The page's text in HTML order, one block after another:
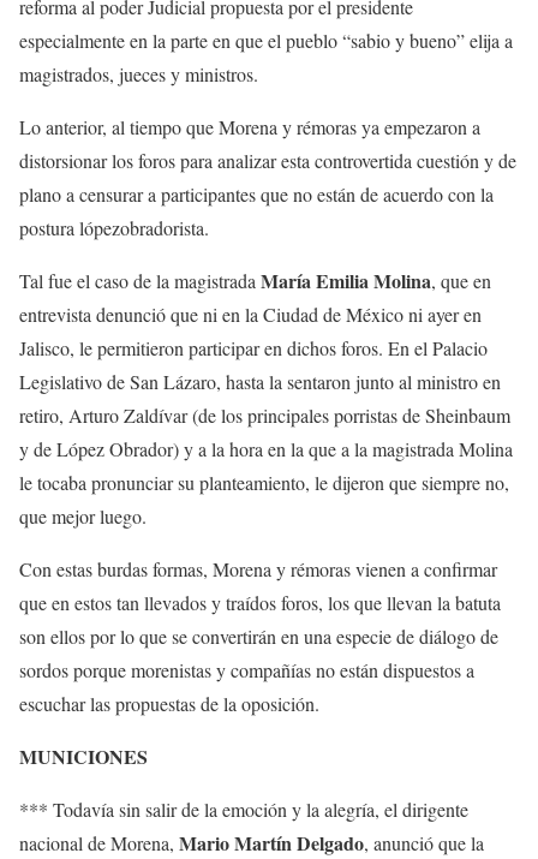
reforma al poder Judicial propuesta por el presidente
especialmente en la parte en que el pueblo “sabio y bueno” elija a
magistrados, jueces y ministros.
Lo anterior, al tiempo que Morena y rémoras ya empezaron a
distorsionar los foros para analizar esta controvertida cuestión y de
plano a censurar a participantes que no están de acuerdo con la
postura lópezobradorista.
Tal fue el caso de la magistrada María Emilia Molina, que en
entrevista denunció que ni en la Ciudad de México ni ayer en
Jalisco, le permitieron participar en dichos foros. En el Palacio
Legislativo de San Lázaro, hasta la sentaron junto al ministro en
retiro, Arturo Zaldívar (de los principales porristas de Sheinbaum
y de López Obrador) y a la hora en la que a la magistrada Molina
le tocaba pronunciar su planteamiento, le dijeron que siempre no,
que mejor luego.
Con estas burdas formas, Morena y rémoras vienen a confirmar
que en estos tan llevados y traídos foros, los que llevan la batuta
son ellos por lo que se convertirán en una especie de diálogo de
sordos porque morenistas y compañías no están dispuestos a
escuchar las propuestas de la oposición.
MUNICIONES
*** Todavía sin salir de la emoción y la alegría, el dirigente
nacional de Morena, Mario Martín Delgado, anunció que la